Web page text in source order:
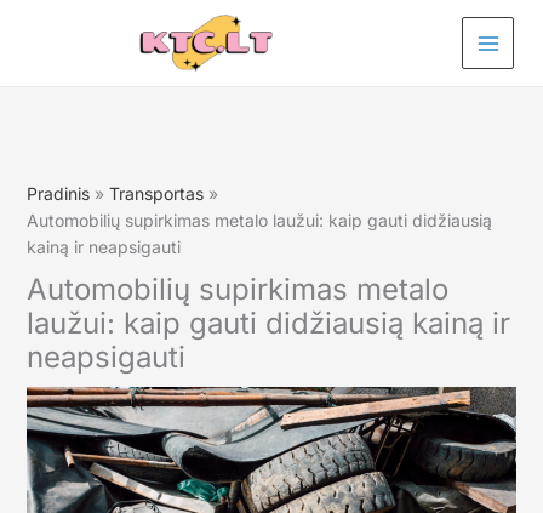
Pradinis
Transportas
Automobilių supirkimas metalo laužui: kaip gauti didžiausią
kainą ir neapsigauti
Automobilių supirkimas metalo
laužui: kaip gauti didžiausią kainą ir
neapsigauti